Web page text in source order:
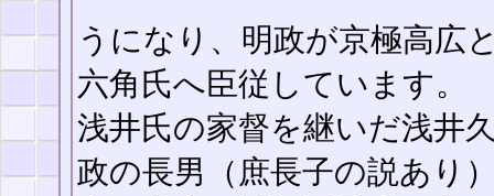
うになり、明政が京極高広
六角氏へ臣従しています。
浅井氏の家督を継いだ浅井
政の長男（庶長子の説あり